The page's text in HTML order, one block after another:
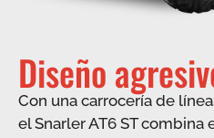
Diseño
Con una carrocería de
el Snarler AT6 ST